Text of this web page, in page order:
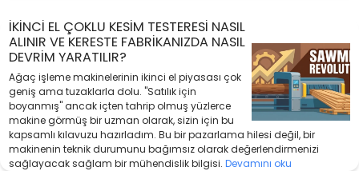
İKINCI EL ÇOKLU KESIM TESTERESI NASIL
ALINIR VE KERESTE FABRIKANIZDA NASIL
DEVRIM YARATILIR?
Ağaç işleme makinelerinin ikinci el piyasası çok
geniş ama tuzaklarla dolu. "Satılık için
boyanmış" ancak içten tahrip olmuş yüzlerce
makine görmüş bir uzman olarak, sizin için bu
kapsamlı kılavuzu hazırladım. Bu bir pazarlama hilesi değil, bir
makinenin teknik durumunu bağımsız olarak değerlendirmenizi
sağlayacak sağlam bir mühendislik bilgisi. Devamını oku